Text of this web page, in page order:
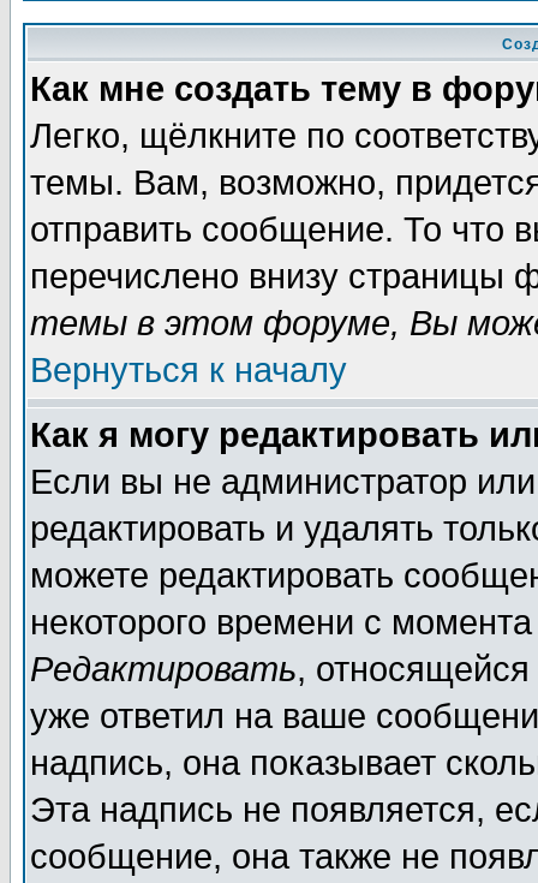
Как мне создать тему в
Легко, щёлкните по
темы. Вам, возможно,
отправить сообщение. То что
перечислено внизу страницы
темы в этом форуме, Вы
Вернуться к началу
Как я могу редактировать
Если вы не администратор
редактировать и удалять
можете редактировать
некоторого времени с
Редактировать,
уже ответил на ваше
надпись, она показывает
Эта надпись не появляется,
сообщение, она также не